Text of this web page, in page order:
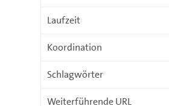
Laufzeit
Koordination
Schlagwörter
Weiterführende URL